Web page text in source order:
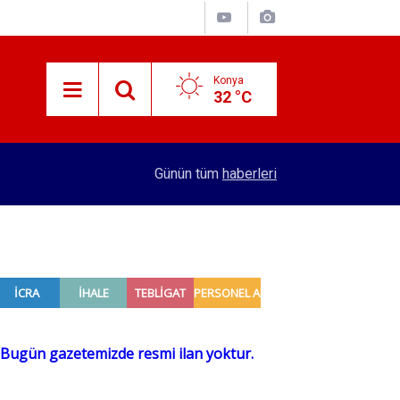
Konya
32 °C
7 ayda kaç yolcu uçtu?
Günün tüm haberleri